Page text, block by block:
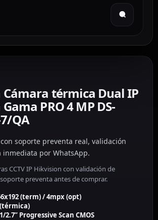
térmica Dual IP
PRO 4 MP DS-
QA
soporte preventa real, validación
inmediata por WhatsApp.
CCTV IP Hikvision con validación de
preventa antes de comprar.
(term) / 4mpx (opt)
2.7” Progressive Scan CMOS